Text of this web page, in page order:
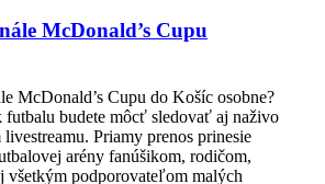
McDonald’s Cupu
McDonald’s Cupu do Košíc osobne?
budete môcť sledovať aj naživo
Priamy prenos prinesie
arény fanúšikom, rodičom,
všetkým podporovateľom malých